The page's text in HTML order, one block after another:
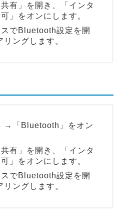
有」を開き、「インタ
」をオンにします。
でBluetooth設定を開
ングします。
→「Bluetooth」をオン
有」を開き、「インタ
」をオンにします。
でBluetooth設定を開
ングします。